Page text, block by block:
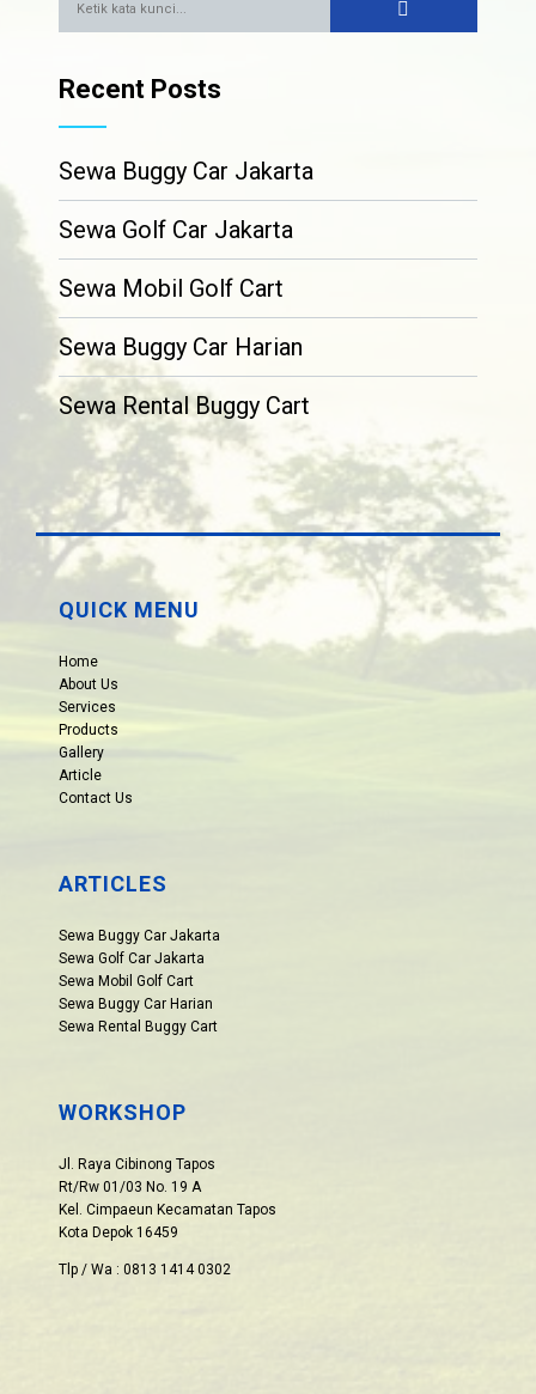
Recent Posts
Sewa Buggy Car Jakarta
Sewa Golf Car Jakarta
Sewa Mobil Golf Cart
Sewa Buggy Car Harian
Sewa Rental Buggy Cart
QUICK MENU
Home
About Us
Services
Products
Gallery
Article
Contact Us
ARTICLES
Sewa Buggy Car Jakarta
Sewa Golf Car Jakarta
Sewa Mobil Golf Cart
Sewa Buggy Car Harian
Sewa Rental Buggy Cart
WORKSHOP
Jl. Raya Cibinong Tapos
Rt/Rw 01/03 No. 19 A
Kel. Cimpaeun Kecamatan Tapos
Kota Depok 16459
Tlp / Wa : 0813 1414 0302